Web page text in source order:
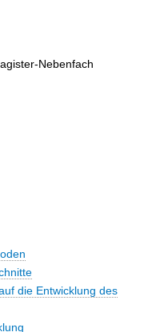
Nebenfach
die Entwicklung des